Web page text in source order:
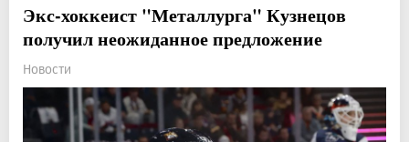
Экс-хоккеист "Металлурга" Кузнецов
получил неожиданное предложение
Новости